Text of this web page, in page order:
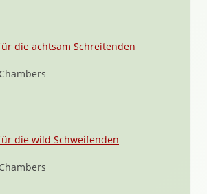
die achtsam Schreitenden
die wild Schweifenden